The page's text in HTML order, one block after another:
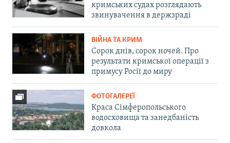
кримських судах розглядають
звинувачення в держзраді
ВІЙНА ТА КРИМ
Сорок днів, сорок ночей. Про
результати кримської операції з
примусу Росії до миру
ФОТОГАЛЕРЕЇ
Краса Сімферопольського
водосховища та занедбаність
довкола